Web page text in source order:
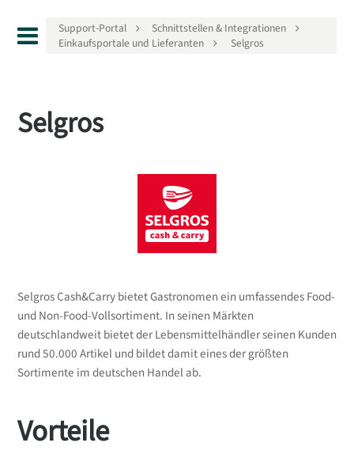
Support-Portal
Schnittstellen & Integrationen
Einkaufsportale und Lieferanten
Selgros
Selgros
Selgros Cash&Carry bietet Gastronomen ein umfassendes Food-
und Non-Food-Vollsortiment. In seinen Märkten
deutschlandweit bietet der Lebensmittelhändler seinen Kunden
rund 50.000 Artikel und bildet damit eines der größten
Sortimente im deutschen Handel ab.
Vorteile